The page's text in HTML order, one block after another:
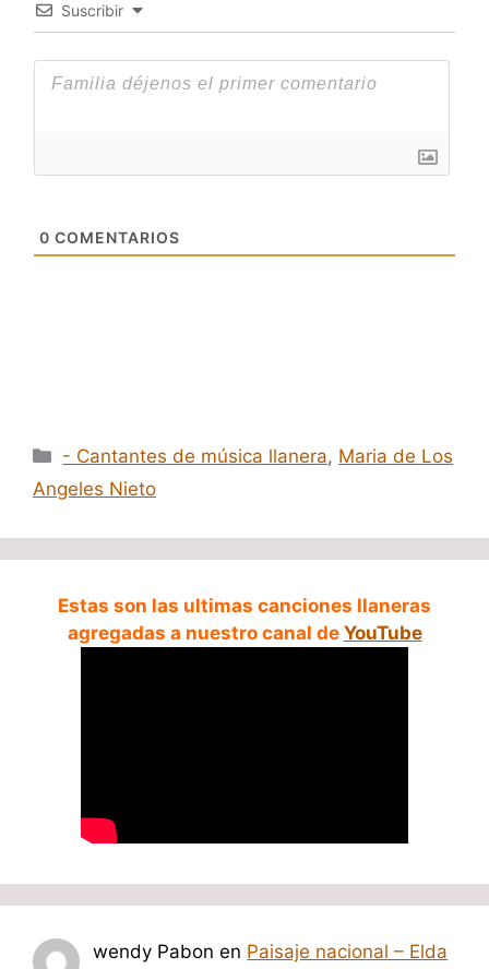
Suscribir
0 COMENTARIOS
Categorías
- Cantantes de música llanera, Maria de Los
Angeles Nieto
Estas son las ultimas canciones llaneras
agregadas a nuestro canal de YouTube
wendy Pabon en Paisaje nacional – Elda